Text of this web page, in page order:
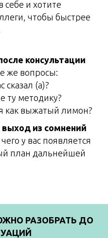
себе и хотите
чтобы быстрее
консультации
же вопросы:
сказал (а)?
ту методику?
как выжатый лимон?
выход из сомнений
у вас появляется
план дальнейшей
РАЗОБРАТЬ ДО